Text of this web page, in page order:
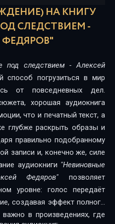
НА КНИГУ
СЛЕДСТВИЕМ -
под следствием - Алексей
способ погрузиться в мир
от повседневных дел.
хорошая аудиокнига
что и печатный текст, а
глубже раскрыть образы и
правильно подобранному
записи и, конечно же, силе
аудиокниги "Невиновные
Федяров" позволяет
уровне: голос передаёт
создавая эффект полного
в произведениях, где